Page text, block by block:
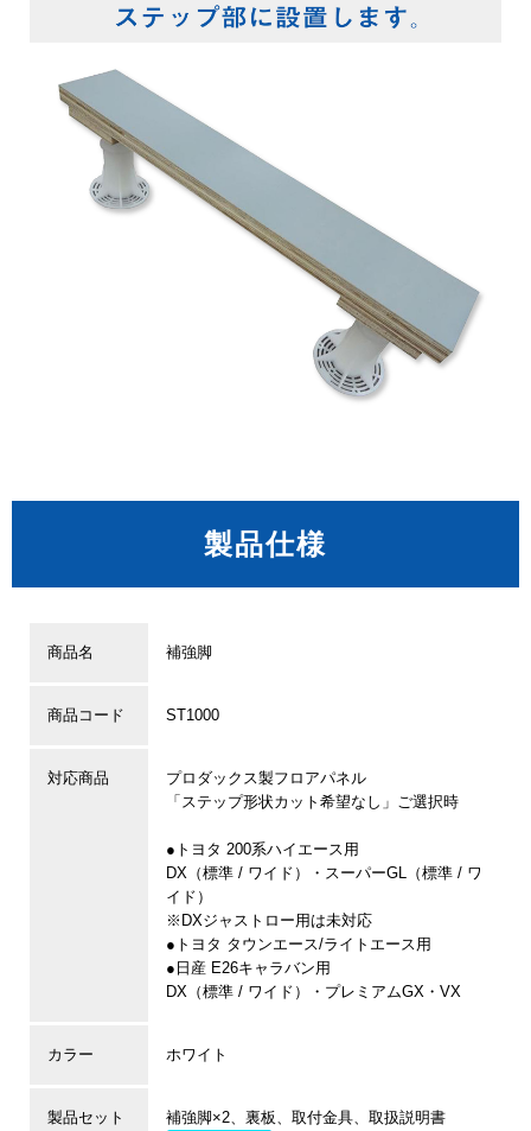
製品仕様
商品名 補強脚
商品コード ST1000
対応商品
プロダックス製フロアパネル
「ステップ形状カット希望なし」ご選択時
●トヨタ 200系ハイエース用
DX（標準 / ワイド）・スーパーGL（標準 / ワ
イド）
※DXジャストロー用は未対応
●トヨタ タウンエース/ライトエース用
●日産 E26キャラバン用
DX（標準 / ワイド）・プレミアムGX・VX
カラー ホワイト
製品セット
補強脚×2、裏板、取付金具、取扱説明書